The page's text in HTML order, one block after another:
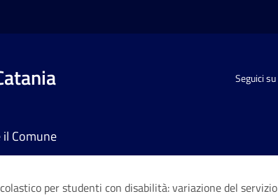
Seguici su
il Comune
per studenti con disabilità: variazione del servizio